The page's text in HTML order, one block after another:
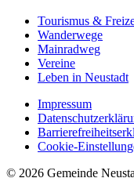
Tourismus &
Wanderwege
Mainradweg
Vereine
Leben in Neustadt
Impressum
Cookie-
© 2026 Gemeinde